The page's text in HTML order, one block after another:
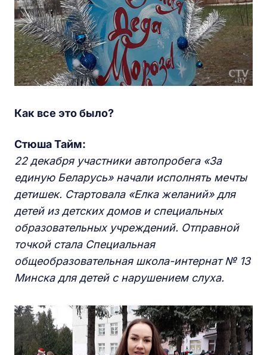
Как все это было?
Стюша Тайм:
22 декабря участники автопробега «За
единую Беларусь» начали исполнять мечты
детишек. Стартовала «Елка желаний» для
детей из детских домов и специальных
образовательных учреждений. Отправной
точкой стала Специальная
общеобразовательная школа-интернат № 13
Минска для детей с нарушением слуха.